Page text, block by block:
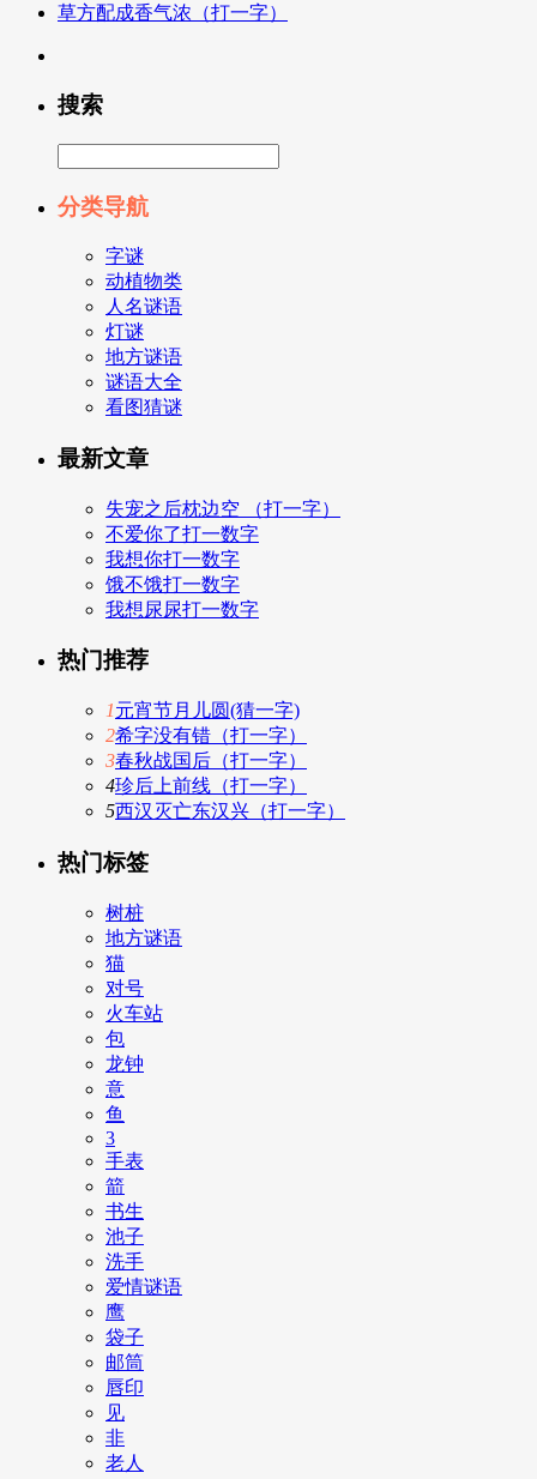
草方配成香气浓（打一字）
搜索
分类导航
字谜
动植物类
人名谜语
灯谜
地方谜语
谜语大全
看图猜谜
最新文章
失宠之后枕边空 （打一字）
不爱你了打一数字
我想你打一数字
饿不饿打一数字
我想尿尿打一数字
热门推荐
1元宵节月儿圆(猜一字)
2希字没有错（打一字）
3春秋战国后（打一字）
4珍后上前线（打一字）
5西汉灭亡东汉兴（打一字）
热门标签
树桩
地方谜语
猫
对号
火车站
包
龙钟
意
鱼
3
手表
箭
书生
池子
洗手
爱情谜语
鹰
袋子
邮筒
唇印
见
非
老人